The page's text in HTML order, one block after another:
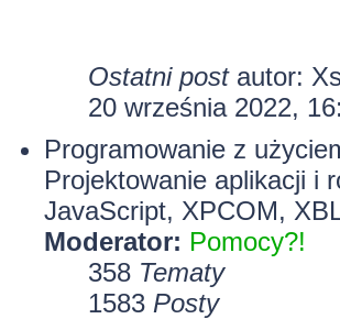
Ostatni postautor:
20 września 2022,
Programowanie z
Projektowanie aplikacji i
JavaScript, XPCOM,
Moderator: Pomocy?!
358 Tematy
1583 Posty